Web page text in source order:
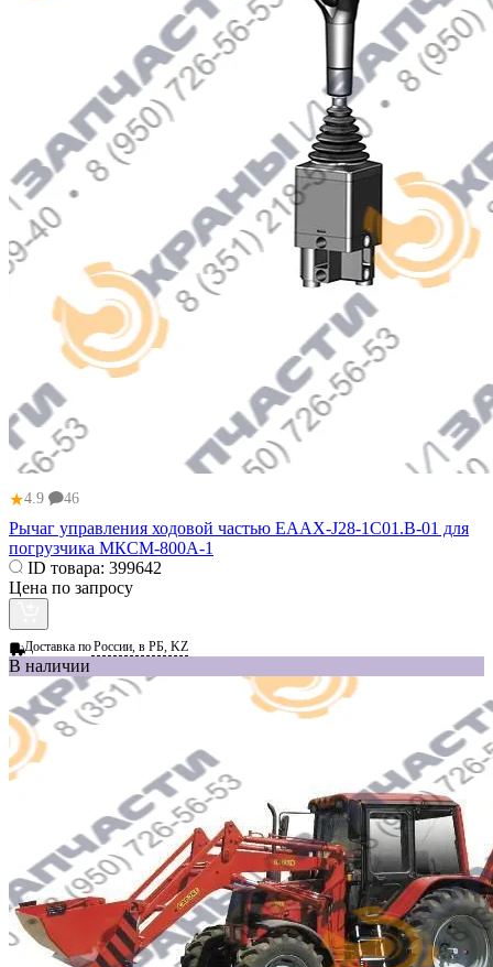
★4.9 46
Рычаг управления ходовой частью ЕААХ-J28-1C01.B-01 для
погрузчика МКСМ-800А-1
ID товара: 399642
Цена по запросу
Доставка поРоссии, в РБ, KZ
В наличии